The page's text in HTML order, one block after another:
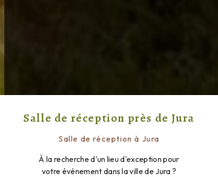
Salle de réception près de Jura
Salle de réception à Jura
À la recherche d'un lieu d'exception pour
votre événement dans la ville de Jura ?